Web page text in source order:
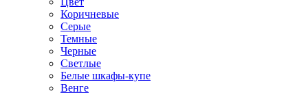
Коричневые
Серые
Темные
Черные
Светлые
Белые шкафы-купе
Венге